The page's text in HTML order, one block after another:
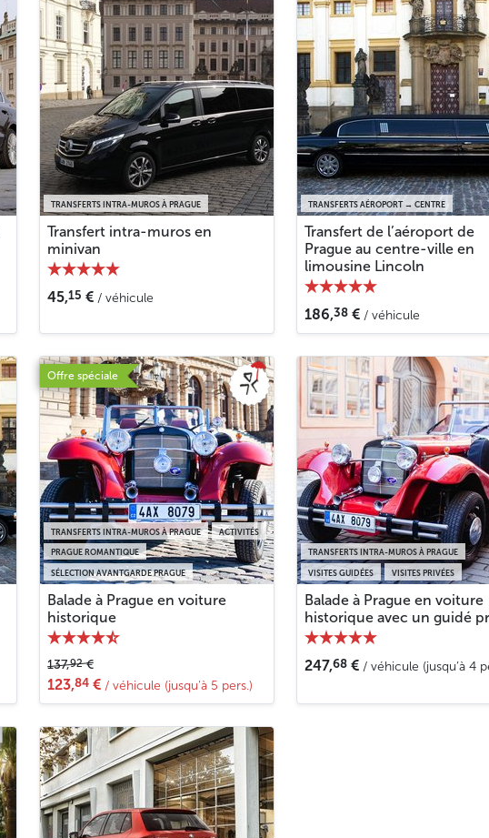
TRANSFERTS INTRA-MUROS À PRAGUE
Transfert intra-muros en
minivan
45,15 € / véhicule
TRANSFERTS AÉROPORT → CENTRE
Transfert de l’aéroport de
Prague au centre-ville en
limousine Lincoln
186,38 € / véhicule
Offre spéciale
SÉLECTION AVANTGARDE PRAGUE
PRAGUE ROMANTIQUE
TRANSFERTS INTRA-MUROS À PRAGUE ACTIVITÉS
Balade à Prague en voiture
historique
137,92€
123,84 € / véhicule (jusqu’à 5 pers.)
VISITES GUIDÉES VISITES PRIVÉES
TRANSFERTS INTRA-MUROS À PRAGUE
Balade à Prague en voiture
historique avec un guidé
247,68 € / véhicule (jusqu’à 4